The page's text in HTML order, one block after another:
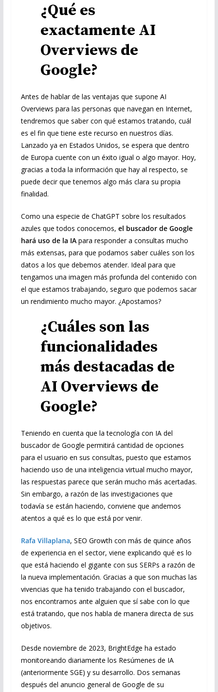
¿Qué es
exactamente AI
Overviews de
Google?
Antes de hablar de las ventajas que supone AI
Overviews para las personas que navegan en Internet,
tendremos que saber con qué estamos tratando, cuál
es el fin que tiene este recurso en nuestros días.
Lanzado ya en Estados Unidos, se espera que dentro
de Europa cuente con un éxito igual o algo mayor. Hoy,
gracias a toda la información que hay al respecto, se
puede decir que tenemos algo más clara su propia
finalidad.
Como una especie de ChatGPT sobre los resultados
azules que todos conocemos, el buscador de Google
hará uso de la IA para responder a consultas mucho
más extensas, para que podamos saber cuáles son los
datos a los que debemos atender. Ideal para que
tengamos una imagen más profunda del contenido con
el que estamos trabajando, seguro que podemos sacar
un rendimiento mucho mayor. ¿Apostamos?
¿Cuáles son las
funcionalidades
más destacadas de
AI Overviews de
Google?
Teniendo en cuenta que la tecnología con IA del
buscador de Google permitirá cantidad de opciones
para el usuario en sus consultas, puesto que estamos
haciendo uso de una inteligencia virtual mucho mayor,
las respuestas parece que serán mucho más acertadas.
Sin embargo, a razón de las investigaciones que
todavía se están haciendo, conviene que andemos
atentos a qué es lo que está por venir.
Rafa Villaplana, SEO Growth con más de quince años
de experiencia en el sector, viene explicando qué es lo
que está haciendo el gigante con sus SERPs a razón de
la nueva implementación. Gracias a que son muchas las
vivencias que ha tenido trabajando con el buscador,
nos encontramos ante alguien que sí sabe con lo que
está tratando, que nos habla de manera directa de sus
objetivos.
Desde noviembre de 2023, BrightEdge ha estado
monitoreando diariamente los Resúmenes de IA
(anteriormente SGE) y su desarrollo. Dos semanas
después del anuncio general de Google de su